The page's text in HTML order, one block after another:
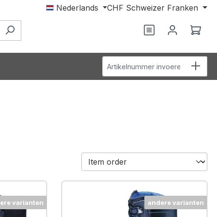
Nederlands CHF Schweizer Franken
Je hebt 0 items
Artikelnummer invoeren
varianten andere varianten